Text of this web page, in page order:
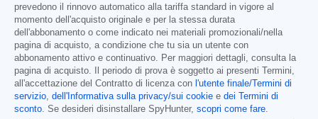
prevedono il rinnovo automatico alla tariffa standard in vigore al
momento dell'acquisto originale e per la stessa durata
dell'abbonamento o come indicato nei materiali promozionali/nella
pagina di acquisto, a condizione che tu sia un utente con
abbonamento attivo e continuativo. Per maggiori dettagli, consulta la
pagina di acquisto. Il periodo di prova è soggetto ai presenti Termini,
all'accettazione del Contratto di licenza con l'utente finale/Termini di
servizio, dell'Informativa sulla privacy/sui cookie e dei Termini di
sconto. Se desideri disinstallare SpyHunter, scopri come fare.